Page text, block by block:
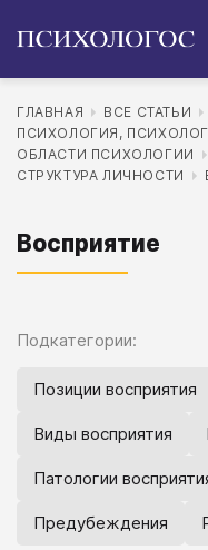
ГЛАВНАЯ ВСЕ СТАТЬИ
ПСИХОЛОГИЯ,
ОБЛАСТИ ПСИХОЛОГИИ
СТРУКТУРА ЛИЧНОСТИ
Восприятие
Подкатегории:
Позиции восприятия
Виды восприятия
Патологии
Предубеждения